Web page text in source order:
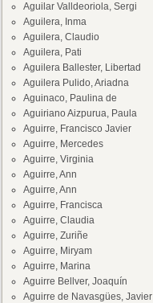
Aguilar Valldeoriola, Sergi
Aguilera, Inma
Aguilera, Claudio
Aguilera, Pati
Aguilera Ballester, Libertad
Aguilera Pulido, Ariadna
Aguinaco, Paulina de
Aguiriano Aizpurua, Paula
Aguirre, Francisco Javier
Aguirre, Mercedes
Aguirre, Virginia
Aguirre, Ann
Aguirre, Ann
Aguirre, Francisca
Aguirre, Claudia
Aguirre, Zuriñe
Aguirre, Miryam
Aguirre, Marina
Aguirre Bellver, Joaquín
Aguirre de Navasgües, Javier